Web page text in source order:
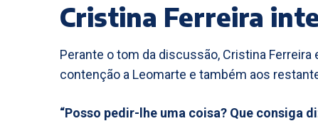
Cristina Ferreira
Perante o tom da discussão, Cristina
contenção a Leomarte e também aos
“Posso pedir-lhe uma coisa? Que consiga